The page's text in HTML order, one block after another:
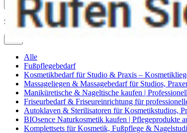
Suche
Alle
Fußpflegebedarf
Kosmetikbedarf für Studio & Praxis –
Massageliegen & Massagebedarf für Studios,
Maniküretische & Nageltische kaufen |
Friseurbedarf & Friseureinrichtung für
Autoklaven & Sterilisatoren für Kosmetikstudios,
BIOsence Naturkosmetik kaufen | Pflegeprodukte
Komplettsets für Kosmetik, Fußpflege &